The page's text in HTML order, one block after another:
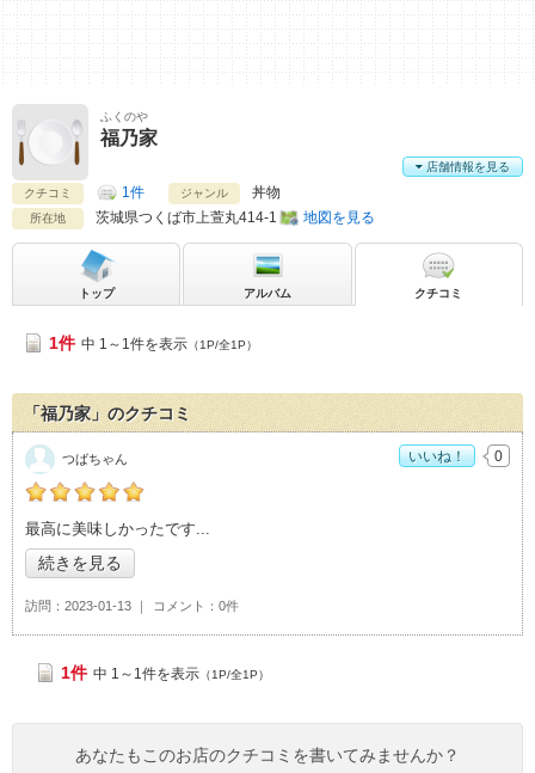
ふくのや
福乃家
クチコミ 1件 ジャンル 丼物
所在地 茨城県つくば市上萱丸414-1 地図を見る
店舗情報を見る
トップ アルバム クチコミ
1件 中 1～1件を表示 （1P/全1P）
「福乃家」のクチコミ
つばちゃんの「福乃家>」おすすめ度：
最高に美味しかったです
続きを見る
訪問 2023-01-13 コメント 0件
つばちゃん いいね！ 0
1件 中 1～1件を表示 （1P/全1P）
あなたもこのお店のクチコミを書いてみませんか？